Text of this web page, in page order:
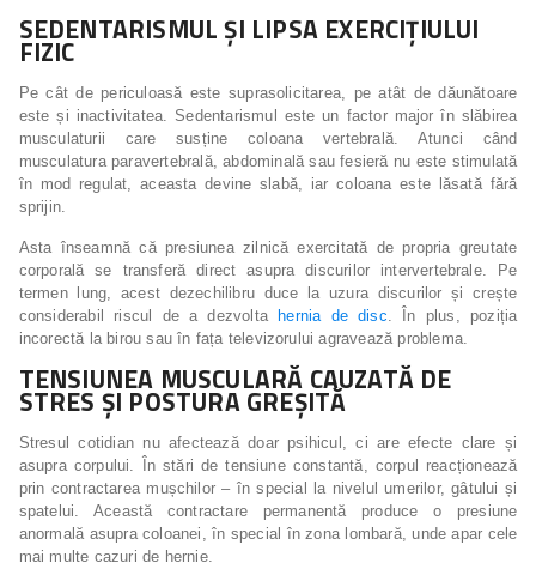
SEDENTARISMUL ȘI LIPSA EXERCIȚIULUI
FIZIC
Pe cât de periculoasă este suprasolicitarea, pe atât de dăunătoare
este și inactivitatea. Sedentarismul este un factor major în slăbirea
musculaturii care susține coloana vertebrală. Atunci când
musculatura paravertebrală, abdominală sau fesieră nu este stimulată
în mod regulat, aceasta devine slabă, iar coloana este lăsată fără
sprijin.
Asta înseamnă că presiunea zilnică exercitată de propria greutate
corporală se transferă direct asupra discurilor intervertebrale. Pe
termen lung, acest dezechilibru duce la uzura discurilor și crește
considerabil riscul de a dezvolta hernia de disc. În plus, poziția
incorectă la birou sau în fața televizorului agravează problema.
TENSIUNEA MUSCULARĂ CAUZATĂ DE
STRES ȘI POSTURA GREȘITĂ
Stresul cotidian nu afectează doar psihicul, ci are efecte clare și
asupra corpului. În stări de tensiune constantă, corpul reacționează
prin contractarea mușchilor – în special la nivelul umerilor, gâtului și
spatelui. Această contractare permanentă produce o presiune
anormală asupra coloanei, în special în zona lombară, unde apar cele
mai multe cazuri de hernie.